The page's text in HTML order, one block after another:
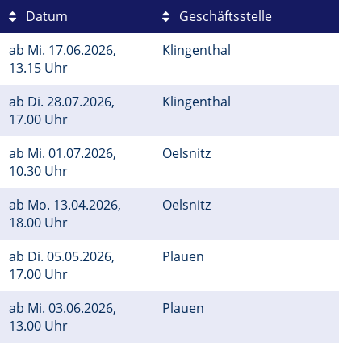
Datum Geschäftsstelle
ab Mi. 17.06.2026,
13.15 Uhr
Klingenthal
ab Di. 28.07.2026,
17.00 Uhr
Klingenthal
ab Mi. 01.07.2026,
10.30 Uhr
Oelsnitz
ab Mo. 13.04.2026,
18.00 Uhr
Oelsnitz
ab Di. 05.05.2026,
17.00 Uhr
Plauen
ab Mi. 03.06.2026,
13.00 Uhr
Plauen